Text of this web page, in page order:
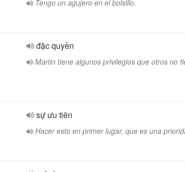
Tengo un agujero en el bolsillo.
đặc quyền
Martin tiene algunos privilegios que otros no
sự ưu tiên
Hacer esto en primer lugar, que es una